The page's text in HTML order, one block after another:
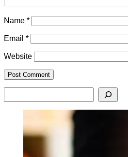
Name *
Email *
Website